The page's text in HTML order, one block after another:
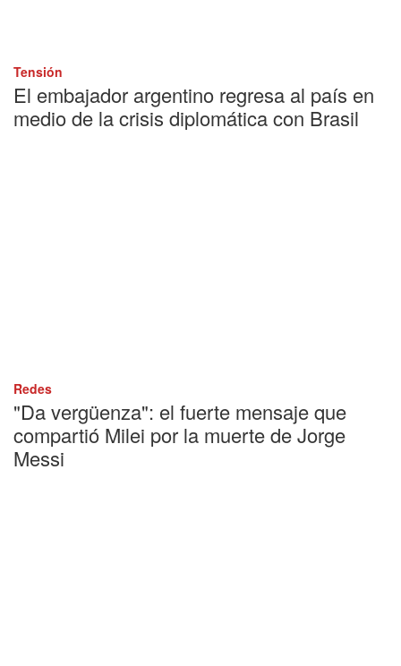
Tensión
El embajador argentino regresa al país en
medio de la crisis diplomática con Brasil
Redes
"Da vergüenza": el fuerte mensaje que
compartió Milei por la muerte de Jorge
Messi